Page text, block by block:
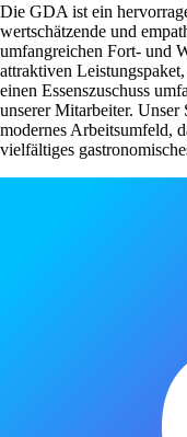
Die GDA ist ein
wertschätzende und
umfangreichen Fort- und
attraktiven
einen Essenszuschuss
unserer Mitarbeiter. Unser
modernes Arbeitsumfeld,
vielfältiges